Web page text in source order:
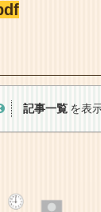
記事一覧 を表